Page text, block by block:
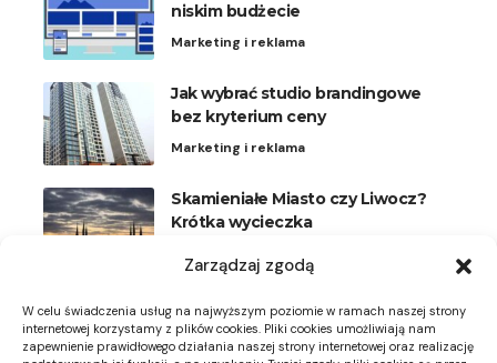
Zarządzaj zgodą
W celu świadczenia usług na najwyższym poziomie w ramach naszej strony
internetowej korzystamy z plików cookies. Pliki cookies umożliwiają nam
zapewnienie prawidłowego działania naszej strony internetowej oraz realizację
niskim budżecie
Marketing i reklama
Jak wybrać studio brandingowe
bez kryterium ceny
Marketing i reklama
Skamieniałe Miasto czy Liwocz?
Krótka wycieczka
Plisy na okna uchylne: kiedy
wygodniejsze niż rolety
Meble i dekoracje